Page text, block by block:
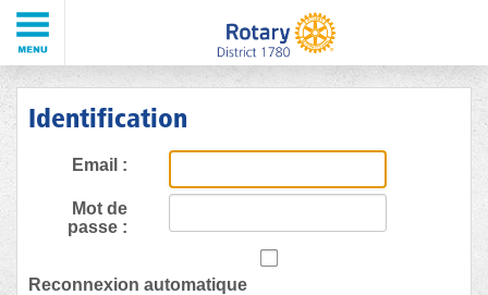
Identification
Email :
Mot de
passe :
Reconnexion automatique